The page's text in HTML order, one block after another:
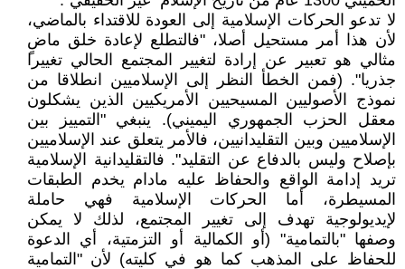
لا تدعو الحركات الإسلامية إلى العودة للاقتداء بالماضي،
لأن هذا أمر مستحيل أصلا، "فالتطلع لإعادة خلق ماضٍ
مثالي هو تعبير عن إرادة لتغيير المجتمع الحالي تغييرا
جذريا". (فمن الخطأ النظر إلى الإسلاميين انطلاقا من
نموذج الأصوليين المسيحيين الأمريكيين الذين يشكلون
معقل الحزب الجمهوري اليميني). ينبغي "التمييز بين
الإسلاميين وبين التقليدانيين، فالأمر يتعلق عند الإسلاميين
بإصلاح وليس بالدفاع عن التقليد". فالتقليدانية الإسلامية
تريد إدامة الواقع والحفاظ عليه مادام يخدم الطبقات
المسيطرة، أما الحركات الإسلامية فهي حاملة
لإيديولوجية تهدف إلى تغيير المجتمع، لذلك لا يمكن
وصفها "بالتمامية" (أو الكمالية أو التزمتية، أي الدعوة
للحفاظ على المذهب كما هو في كليته) لأن "التمامية